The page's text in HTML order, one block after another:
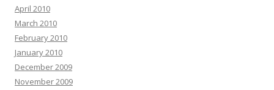
April 2010
March 2010
February 2010
January 2010
December 2009
November 2009